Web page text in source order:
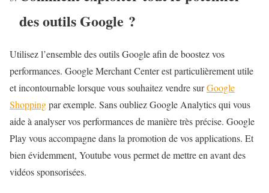
des outils Google ?
Utilisez l’ensemble des outils Google afin de boostez vos
performances. Google Merchant Center est particulièrement utile
et incontournable lorsque vous souhaitez vendre surGoogle
Shoppingpar exemple. Sans oubliez Google Analytics qui vous
aide à analyser vos performances de manière très précise. Google
Play vous accompagne dans la promotion de vos applications. Et
bien évidemment, Youtube vous permet de mettre en avant des
vidéos sponsorisées.